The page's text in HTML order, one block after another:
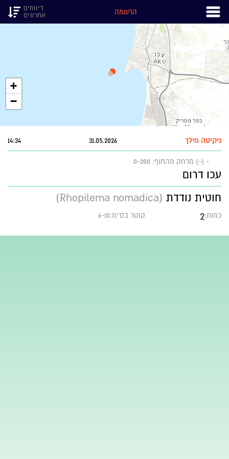
הרשמה
דיווחים
אחרונים
+
−
ניקיטה מילך 31.05.2026
14:34
- (-) מרחק מהחוף: 0-200
עכו דרום
חוטית נודדת (Rhopilema nomadica)
כמות:2 קוטר בס״מ:6-10